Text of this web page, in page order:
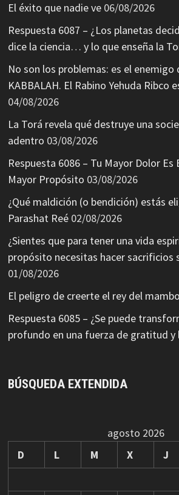
El éxito que nadie ve 06/08/2026
Respuesta 6087 – ¿Los planetas
dice la ciencia… y lo que enseña la
No son los problemas: es el
KABBALAH. El Rabino Yehuda Ribco
04/08/2026
La Torá revela qué destruye una
adentro 03/08/2026
Respuesta 6086 – Tu Mayor Dolor Es
Mayor Propósito 03/08/2026
¿Qué maldición (o bendición) estás
Parashat Reé 02/08/2026
¿Sientes que para tener una vida
propósito necesitas hacer sacrificios
01/08/2026
El peligro de creerte el rey del mambo
Respuesta 6085 – ¿Se puede
profundo en una fuerza de gratitud y
BÚSQUEDA EXTENDIDA
agosto 2026
D
L M X J